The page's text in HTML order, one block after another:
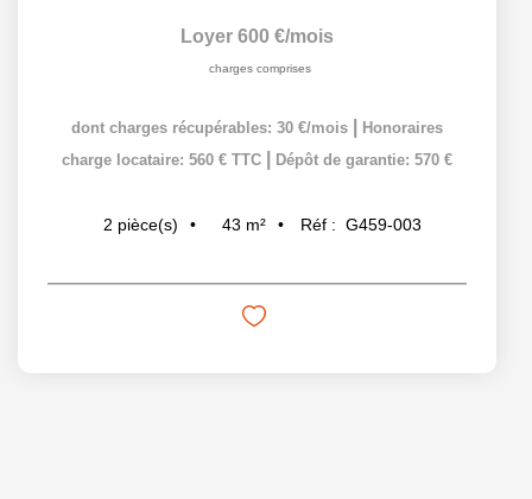
Loyer 600 €/mois
charges comprises
dont charges récupérables: 30 €/mois
Honoraires
charge locataire: 560 € TTC
Dépôt de garantie: 570 €
2 pièce(s) 43 m² Réf : G459-003